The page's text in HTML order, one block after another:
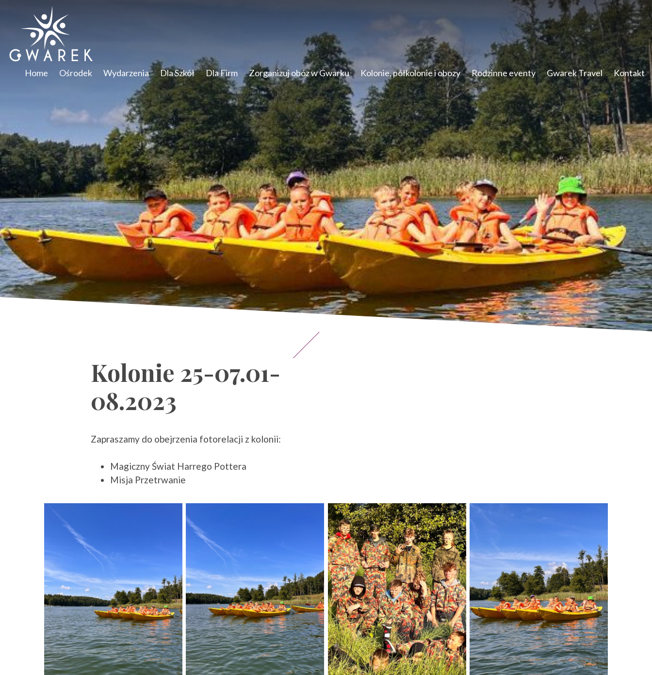
Home Ośrodek Wydarzenia Dla Szkół Dla Firm Zorganizuj obóz w Gwarku Kolonie, półkolonie i obozy Rodzinne eventy Gwarek Travel Kontakt
Kolonie 25-07.01-
08.2023
Zapraszamy do obejrzenia fotorelacji z kolonii:
Magiczny Świat Harrego Pottera
Misja Przetrwanie